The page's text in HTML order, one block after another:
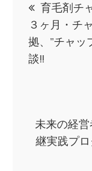
稿
ナ
ゲ
ー
育毛剤チ
３ヶ月・チ
拠、”チャッ
談!!
未来の経
継実践プ